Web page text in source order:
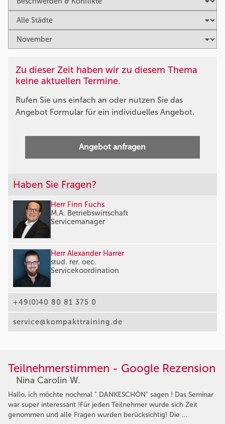
Zu dieser Zeit haben wir zu diesem Thema
keine aktuellen Termine.
Rufen Sie uns einfach an oder nutzen Sie das
Angebot Formular für ein individuelles Angebot.
Angebot anfragen
Haben Sie Fragen?
Herr Finn Fuchs
M.A. Betriebswirtschaft
Servicemanager
Herr Alexander Harrer
stud. rer. oec.
Servicekoordination
+49(0)40 80 81 375 0
service@kompakttraining.de
Teilnehmerstimmen - Google Rezension
Nina Carolin W.
Hallo, ich möchte nochmal " DANKESCHÖN" sagen ! Das Seminar
war super interessant !Für jeden Teilnehmer wurde sich Zeit
genommen und alle Fragen wurden berücksichtig! Die …